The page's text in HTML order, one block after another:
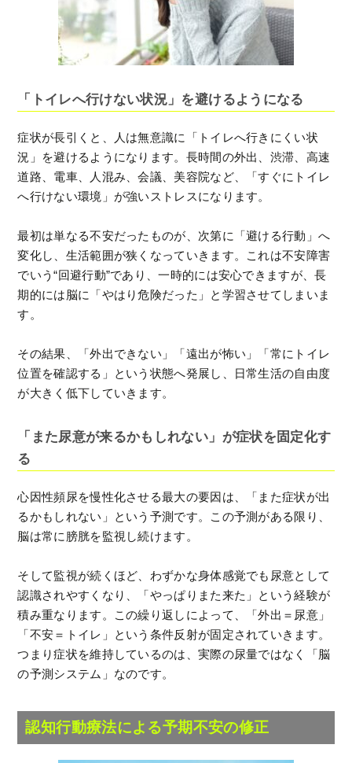
「トイレへ行けない状況」を避けるようになる
症状が長引くと、人は無意識に「トイレへ行きにくい状
況」を避けるようになります。長時間の外出、渋滞、高速
道路、電車、人混み、会議、美容院など、「すぐにトイレ
へ行けない環境」が強いストレスになります。
最初は単なる不安だったものが、次第に「避ける行動」へ
変化し、生活範囲が狭くなっていきます。これは不安障害
でいう“回避行動”であり、一時的には安心できますが、長
期的には脳に「やはり危険だった」と学習させてしまいま
す。
その結果、「外出できない」「遠出が怖い」「常にトイレ
位置を確認する」という状態へ発展し、日常生活の自由度
が大きく低下していきます。
「また尿意が来るかもしれない」が症状を固定化す
る
心因性頻尿を慢性化させる最大の要因は、「また症状が出
るかもしれない」という予測です。この予測がある限り、
脳は常に膀胱を監視し続けます。
そして監視が続くほど、わずかな身体感覚でも尿意として
認識されやすくなり、「やっぱりまた来た」という経験が
積み重なります。この繰り返しによって、「外出＝尿意」
「不安＝トイレ」という条件反射が固定されていきます。
つまり症状を維持しているのは、実際の尿量ではなく「脳
の予測システム」なのです。
認知行動療法による予期不安の修正